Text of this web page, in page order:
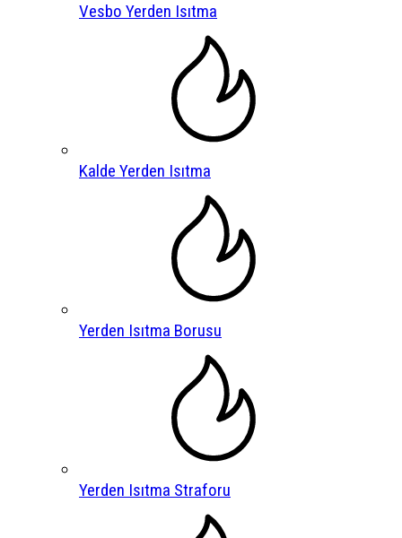
Vesbo Yerden Isıtma
Kalde Yerden Isıtma
Yerden Isıtma Borusu
Yerden Isıtma Straforu